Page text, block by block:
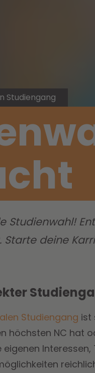
Studiengang
Studienwahl!
deine
Studiengang ist
höchsten NC hat